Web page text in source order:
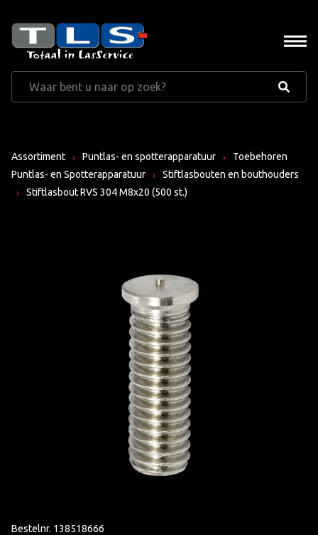
Assortiment Puntlas- en spotterapparatuur
Toebehoren
Puntlas- en Spotterapparatuur
Stiftlasbouten en bouthouders
Stiftlasbout RVS 304 M8x20 (500 st.)
Bestelnr. 138518666